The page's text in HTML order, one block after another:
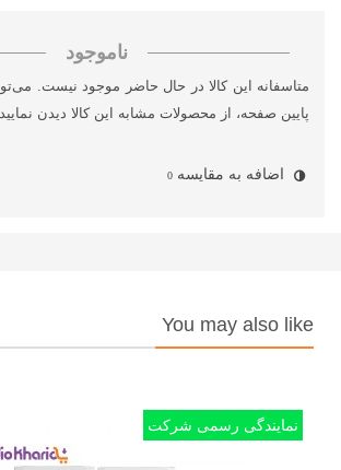
ناموجود
متاسفانه این کالا در حال حاضر موجود نیست.
پایین صفحه، از محصولات مشابه این کالا دیدن نمایید
اضافه به مقایسه 0
You may also like
نمایندگی رسمی شرکت